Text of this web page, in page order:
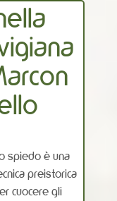
spiedo è una
preistorica
cuocere gli